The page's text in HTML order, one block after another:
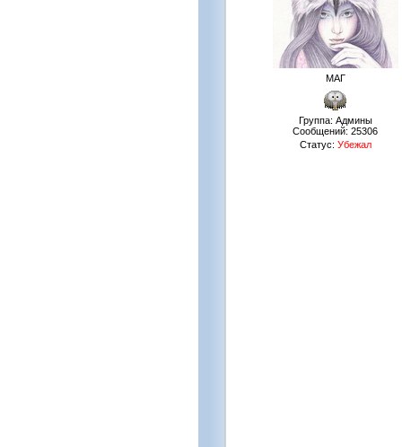
МАГ
Группа: Админы
Сообщений: 25306
Статус: Убежал